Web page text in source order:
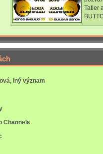
Tatier
iný význam
Channels